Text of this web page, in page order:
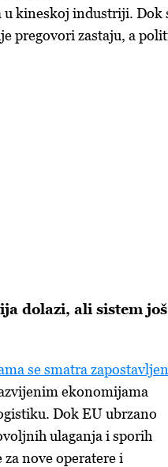
kineskoj industriji. Dok
pregovori zastaju, a
dolazi, ali sistem još
se smatra
ekonomijama
Dok EU ubrzano
ulaganja i sporih
nove operatere i